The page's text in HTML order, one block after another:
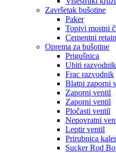
Završetak bušotine
Paker
Topivi mostni
Cementni
Oprema za bušotine
Prigušnica
Ubiti razvodnik
Frac razvodnik
Blatni zaporni
Zaporni ventil
Zaporni ventil
Pločasti ventil
Nepovratni
Leptir ventil
Prirubnica
Sucker Rod